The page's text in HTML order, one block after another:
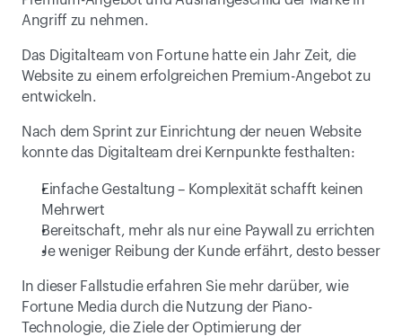
Angriff zu nehmen.
Das Digitalteam von Fortune hatte ein Jahr Zeit, die
Website zu einem erfolgreichen Premium-Angebot zu
entwickeln.
Nach dem Sprint zur Einrichtung der neuen Website
konnte das Digitalteam drei Kernpunkte festhalten:
Einfache Gestaltung – Komplexität schafft keinen
Mehrwert
Bereitschaft, mehr als nur eine Paywall zu errichten
Je weniger Reibung der Kunde erfährt, desto besser
In dieser Fallstudie erfahren Sie mehr darüber, wie
Fortune Media durch die Nutzung der Piano-
Technologie, die Ziele der Optimierung der